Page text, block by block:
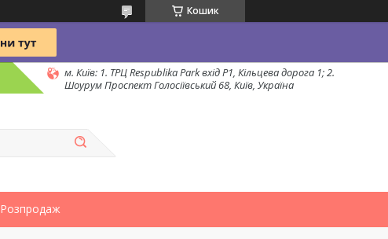
Кошик
м. Київ: 1. ТРЦ Respublika Park вхід P1, Кільцева дорога 1; 2.
Шоурум Проспект Голосіївський 68, Київ, Україна
Розпродаж